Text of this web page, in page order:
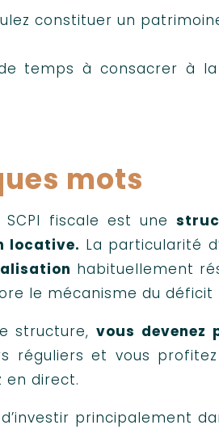
constituer un
temps à consacrer à
mots
SCPI fiscale est une
locative. La particularité
habituellement
le mécanisme du déficit
structure,vous devenez
réguliers et vous
en direct.
principalement